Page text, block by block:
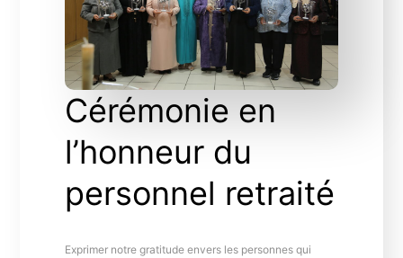
Cérémonie en
l’honneur du
personnel retraité
Exprimer notre gratitude envers les personnes qui